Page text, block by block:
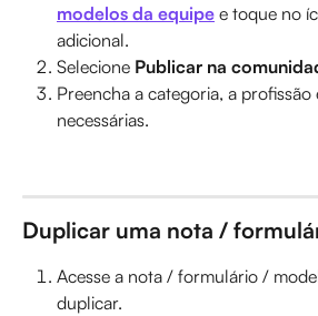
modelos da equipe e toque no
adicional.
Selecione Publicar na
Preencha a categoria, a profissão
necessárias.
Duplicar uma nota /
Acesse a nota / formulário /
duplicar.